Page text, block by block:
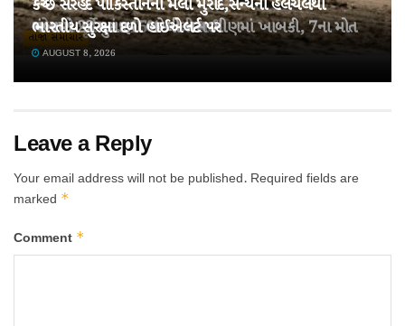
તહેવારો પૂર્વે ખાંડ 15% મોંઘી થઈ!
AUGUST 8, 2026
ચંબામાં 22 મુસાફરો ભરેલી બસ ખીણમાં ખાબકી, 7ના મોત
AUGUST 8, 2026
તાજા સમાચાર
કચ્છ સરહદે પાકિસ્તાનની મેલી મુરાદ,સૈન્યની હલચલથી
ભારતીય સુરક્ષા દળો હાઈએલર્ટ પર
AUGUST 8, 2026
Leave a Reply
Your email address will not be published. Required fields are
marked *
Comment *